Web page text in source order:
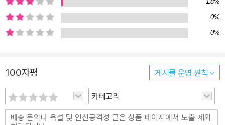
0%
0%
100자평 게시물 운영 원칙
카테고리